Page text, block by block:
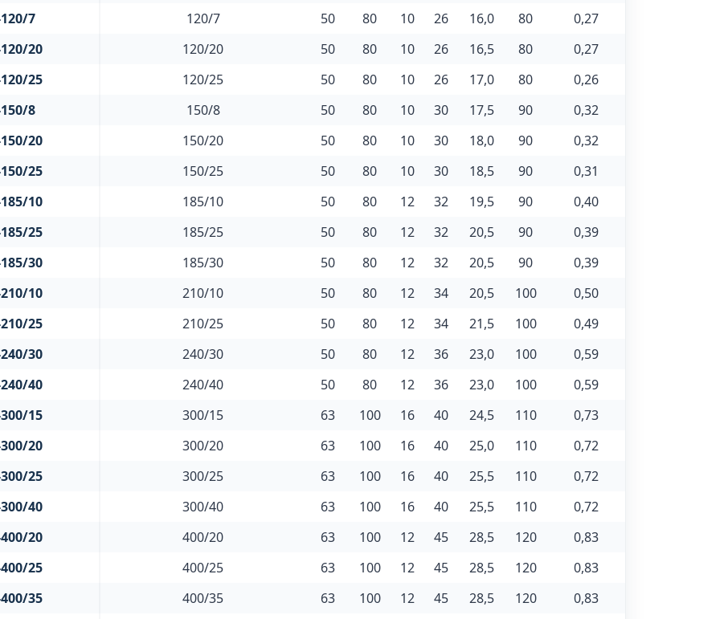
7
120/7 50 80 10 26 16,0 80
0,27
20
120/20 50 80 10 26 16,5 80
0,27
25
120/25 50 80 10 26 17,0 80
0,26
8
150/8 50 80 10 30 17,5 90
0,32
20
150/20 50 80 10 30 18,0 90
0,32
25
150/25 50 80 10 30 18,5 90
0,31
10
185/10 50 80 12 32 19,5 90
0,40
25
185/25 50 80 12 32 20,5 90
0,39
30
185/30 50 80 12 32 20,5 90
0,39
10
210/10 50 80 12 34 20,5 100
0,50
25
210/25 50 80 12 34 21,5 100
0,49
30
240/30 50 80 12 36 23,0 100
0,59
40
240/40 50 80 12 36 23,0 100
0,59
15
300/15 63 100 16 40 24,5 110
0,73
20
300/20 63 100 16 40 25,0 110
0,72
25
300/25 63 100 16 40 25,5 110
0,72
40
300/40 63 100 16 40 25,5 110
0,72
20
400/20 63 100 12 45 28,5 120
0,83
25
400/25 63 100 12 45 28,5 120
0,83
35
400/35 63 100 12 45 28,5 120
0,83